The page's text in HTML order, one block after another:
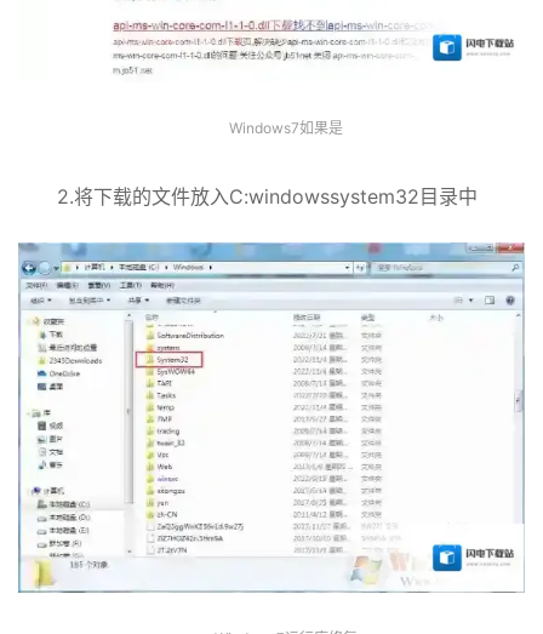
Windows7如果是
2.将下载的文件放入C:windowssystem32目录中